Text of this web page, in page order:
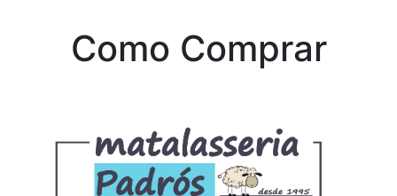
Como Comprar